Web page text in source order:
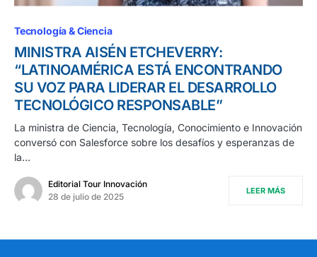
Tecnología & Ciencia
MINISTRA AISÉN ETCHEVERRY:
“LATINOAMÉRICA ESTÁ ENCONTRANDO
SU VOZ PARA LIDERAR EL DESARROLLO
TECNOLÓGICO RESPONSABLE”
La ministra de Ciencia, Tecnología, Conocimiento e Innovación
conversó con Salesforce sobre los desafíos y esperanzas de
la…
Editorial Tour Innovación
28 de julio de 2025
LEER MÁS